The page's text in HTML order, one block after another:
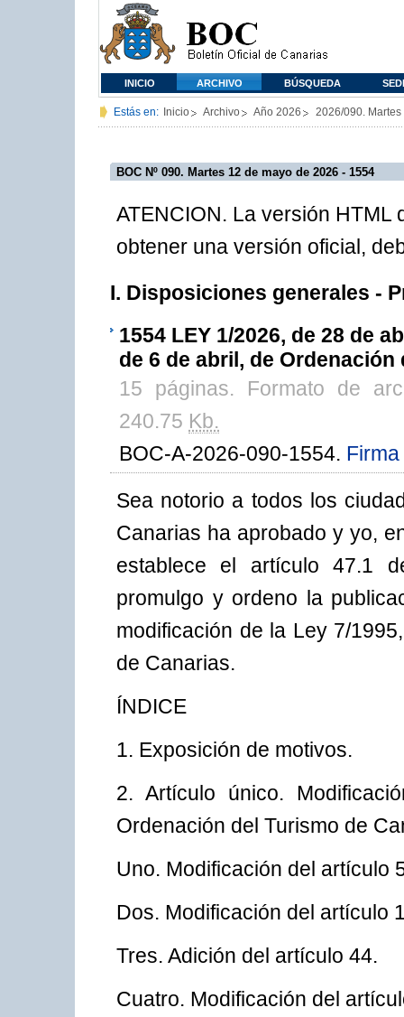
INICIO ARCHIVO BÚSQUEDA
Estás en: Inicio Archivo Año 2026 2026/090.
BOC Nº 090. Martes 12 de mayo de 2026 - 1554
ATENCION. La versión HTML
obtener una versión oficial,
I. Disposiciones generales -
1554 LEY 1/2026, de 28 de
de 6 de abril, de
15 páginas. Formato de
240.75 Kb.
BOC-A-2026-090-1554.
Sea notorio a todos los
Canarias ha aprobado y yo,
establece el artículo 47.1
promulgo y ordeno la
modificación de la Ley 7/
de Canarias.
ÍNDICE
1. Exposición de motivos.
2. Artículo único.
Ordenación del Turismo de
Uno. Modificación del artículo
Dos. Modificación del artículo
Tres. Adición del artículo 44.
Cuatro. Modificación del